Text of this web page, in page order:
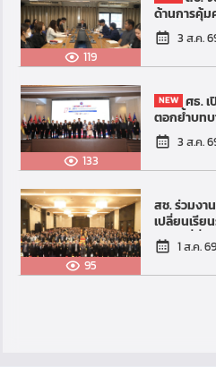
119
ด้านการคุ้ม
เสริมสร้าง
ของโรงเรีย
3 ส.ค.
133
ศธ. เ
ตอกย้ำบท
การศึกษาใ
พัฒนากำลั
3 ส.ค.
95
สช. ร่วมงา
เปลี่ยนเรีย
สังคมที่ยั่งยื
Cultivating
1 ส.ค. 69